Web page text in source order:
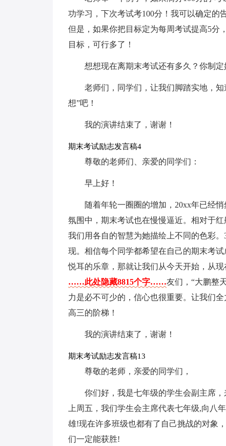
功学习，下次考试考100分！我可以确定的
但是，如果你把目标定为每周考试提高5分
目标，可行多了！
想想现在离期末考试还有多久？你制
老师们，同学们，让我们脚踏实地，
想”吧！
我的演讲结束了，谢谢！
期末考试励志发言稿4
尊敬的老师们、亲爱的同学们：
早上好！
随着年轮一圈圈的增加，20xx年已经
氛围中，期末考试也在慢慢逼近。相对于
我们用各自的智慧为她描绘上不同的色彩
现。相信每个同学都希望在自己的期末考
悦耳的乐章，那就让我们从今天开始，从
……此处隐藏8815个字……友们，“大鹏整
力是必不可少的，信心也很重要。让我们
高三的阶梯！
我的演讲结束了，谢谢！
期末考试励志发言稿13
尊敬的老师，亲爱的同学们，
你们好，我是七年级的学生会副主席
上周五，我们学生会主席代表七年级,向八
雄!现在许多班级也都有了自己挑战的对象
们一定能获胜!